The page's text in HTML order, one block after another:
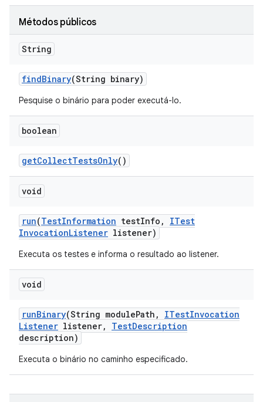
Métodos públicos
String
findBinary(String binary)
Pesquise o binário para poder executá-lo.
boolean
getCollectTestsOnly()
void
run(TestInformation testInfo ,
ITest
InvocationListener listener)
Executa os testes e informa o resultado ao listener.
void
runBinary(String modulePath , ITestInvocation
Listener listener, TestDescription
description)
Executa o binário no caminho especificado.